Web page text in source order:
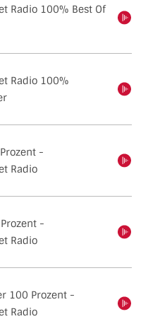
Radio 100% Best Of
Radio 100%
-
Radio
-
Radio
100 Prozent -
Radio